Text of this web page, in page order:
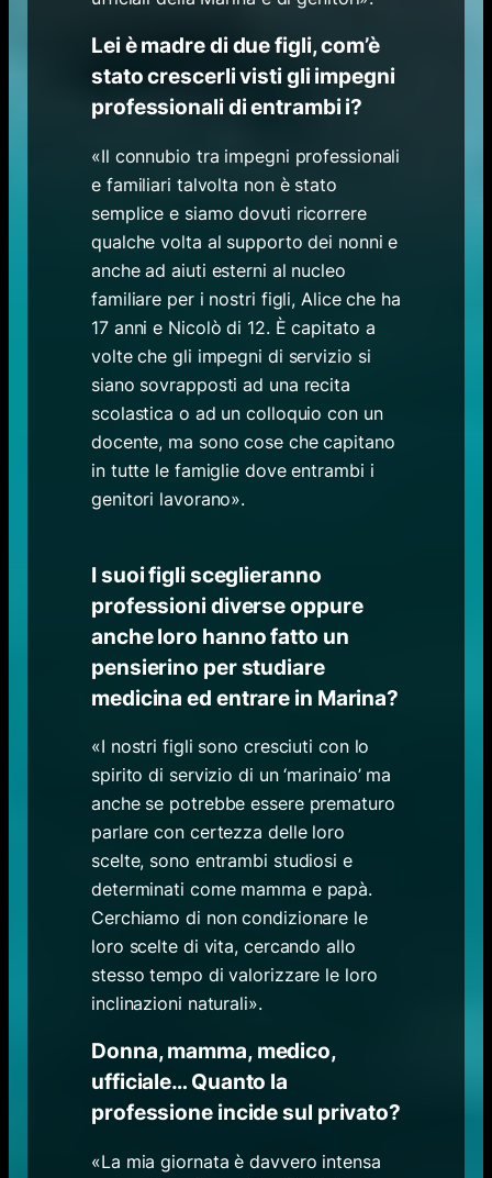
Lei è madre di due figli, com’è
stato crescerli visti gli impegni
professionali di entrambi i?
«Il connubio tra impegni professionali
e familiari talvolta non è stato
semplice e siamo dovuti ricorrere
qualche volta al supporto dei nonni e
anche ad aiuti esterni al nucleo
familiare per i nostri figli, Alice che ha
17 anni e Nicolò di 12. È capitato a
volte che gli impegni di servizio si
siano sovrapposti ad una recita
scolastica o ad un colloquio con un
docente, ma sono cose che capitano
in tutte le famiglie dove entrambi i
genitori lavorano».
I suoi figli sceglieranno
professioni diverse oppure
anche loro hanno fatto un
pensierino per studiare
medicina ed entrare in Marina?
«I nostri figli sono cresciuti con lo
spirito di servizio di un ‘marinaio’ ma
anche se potrebbe essere prematuro
parlare con certezza delle loro
scelte, sono entrambi studiosi e
determinati come mamma e papà.
Cerchiamo di non condizionare le
loro scelte di vita, cercando allo
stesso tempo di valorizzare le loro
inclinazioni naturali».
Donna, mamma, medico,
ufficiale… Quanto la
professione incide sul privato?
«La mia giornata è davvero intensa